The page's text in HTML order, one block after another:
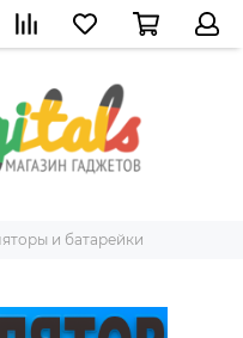
и батарейки